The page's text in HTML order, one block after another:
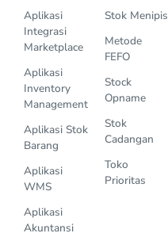
Aplikasi
Integrasi
Marketplace
Aplikasi
Inventory
Management
Aplikasi Stok
Barang
Aplikasi
WMS
Aplikasi
Akuntansi
Stok Menipis
Metode
FEFO
Stock
Opname
Stok
Cadangan
Toko
Prioritas